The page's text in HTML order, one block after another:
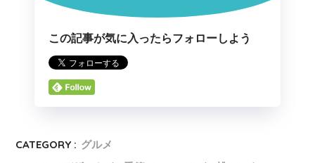
この記事が気に入ったらフォローしよう
CATEGORY : グルメ